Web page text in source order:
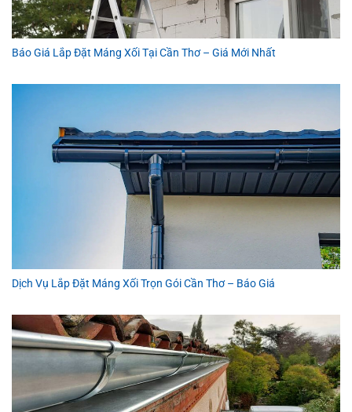
Báo Giá Lắp Đặt Máng Xối Tại Cần Thơ – Giá Mới Nhất
Dịch Vụ Lắp Đặt Máng Xối Trọn Gói Cần Thơ – Báo Giá